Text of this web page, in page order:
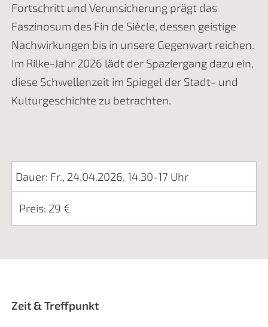
Fortschritt und Verunsicherung prägt das
Faszinosum des Fin de Siècle, dessen geistige
Nachwirkungen bis in unsere Gegenwart reichen.
Im Rilke-Jahr 2026 lädt der Spaziergang dazu ein,
diese Schwellenzeit im Spiegel der Stadt- und
Kulturgeschichte zu betrachten.
Dauer: Fr., 24.04.2026, 14.30-17 Uhr
Preis: 29 €
Zeit & Treffpunkt